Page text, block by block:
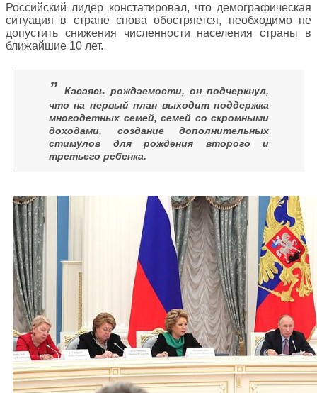
Российский лидер констатировал, что демографическая
ситуация в стране снова обостряется, необходимо не
допустить снижения численности населения страны в
ближайшие 10 лет.
”Касаясь рождаемости, он подчеркнул,
что на первый план выходит поддержка
многодетных семей, семей со скромными
доходами, создание дополнительных
стимулов для рождения второго и
третьего ребенка.